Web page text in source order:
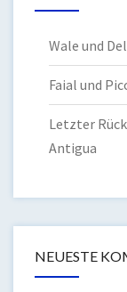
Wale und
Faial und
Letzter
Antigua
NEUESTE